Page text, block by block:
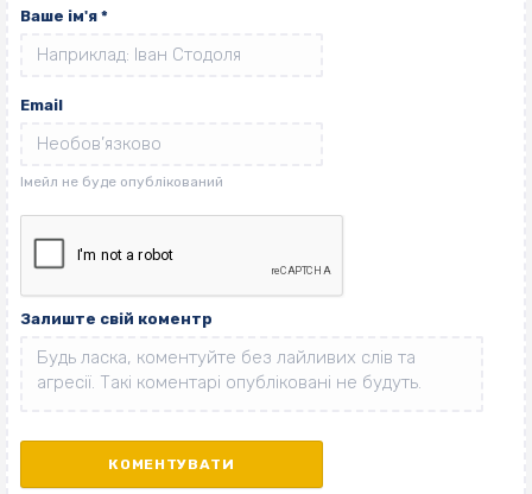
Ваше ім'я *
Email
Залиште свій коментр